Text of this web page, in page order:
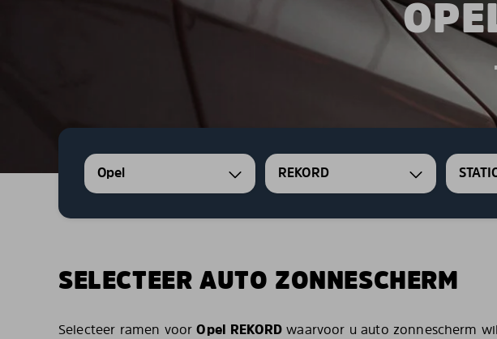
Opel REKORD
SELECTEER AUTO ZONNESCHERM
Selecteer ramen voorOpel REKORD waarvoor u auto zonnescherm